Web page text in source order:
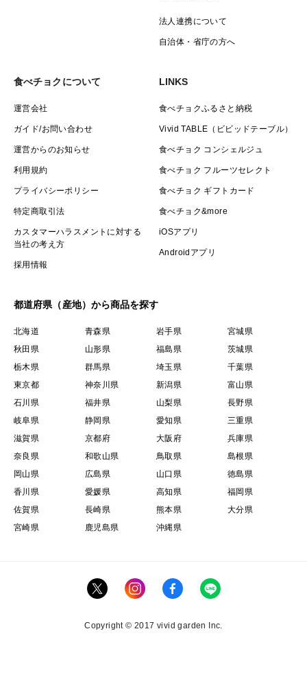
法人連携について
自治体・省庁の方へ
食べチョクについて
運営会社
ガイド/お問い合わせ
運営からのお知らせ
利用規約
プライバシーポリシー
特定商取引法
カスタマーハラスメントに対する
当社の考え方
採用情報
LINKS
食べチョクふるさと納税
Vivid TABLE（ビビッドテーブル）
食べチョク コンシェルジュ
食べチョク フルーツセレクト
食べチョク ギフトカード
食べチョク&more
iOSアプリ
Androidアプリ
都道府県（産地）から商品を探す
北海道 青森県 岩手県
宮城県
秋田県
山形県 福島県
茨城県
栃木県
群馬県 埼玉県
千葉県
東京都
神奈川県 新潟県
富山県
石川県
福井県 山梨県
長野県
岐阜県
静岡県 愛知県
三重県
滋賀県
京都府 大阪府
兵庫県
奈良県
和歌山県 鳥取県
島根県
岡山県
広島県 山口県
徳島県
香川県
愛媛県 高知県
福岡県
佐賀県
長崎県 熊本県
大分県
宮崎県
鹿児島県 沖縄県
Copyright © 2017 vivid garden Inc.